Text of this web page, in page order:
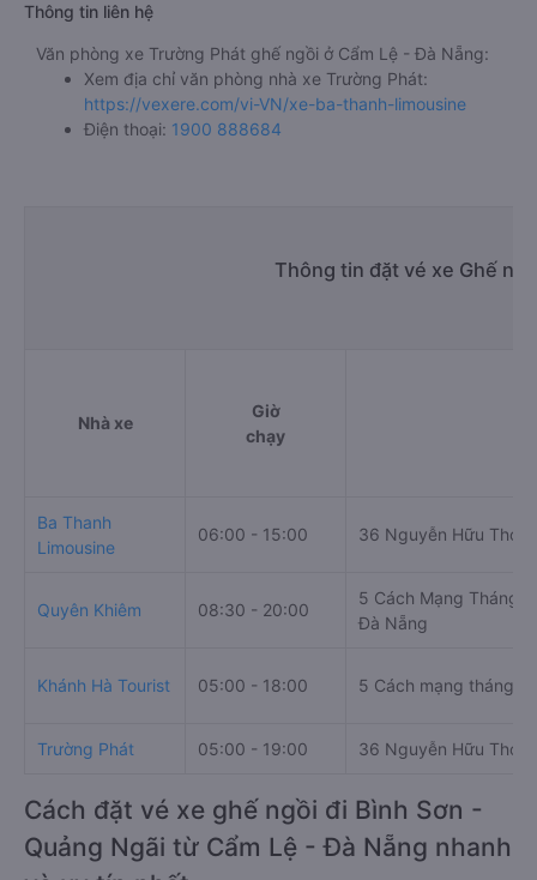
Thông tin liên hệ
Văn phòng xe Trường Phát ghế ngồi ở Cẩm Lệ - Đà Nẵng:
Xem địa chỉ văn phòng nhà xe Trường Phát:
https://vexere.com/vi-VN/xe-ba-thanh-limousine
Điện thoại: 1900 888684
Thông tin đặt vé xe Ghế
Nhà xe
Giờ
chạy
Ba Thanh
Limousine
06:00 - 15:00 36 Nguyễn Hữu Thọ
Quyên Khiêm 08:30 - 20:00
5 Cách Mạng Tháng
Đà Nẵng
Khánh Hà Tourist 05:00 - 18:00 5 Cách mạng tháng
Trường Phát 05:00 - 19:00 36 Nguyễn Hữu Thọ
Cách đặt vé xe ghế ngồi đi Bình Sơn -
Quảng Ngãi từ Cẩm Lệ - Đà Nẵng nhanh